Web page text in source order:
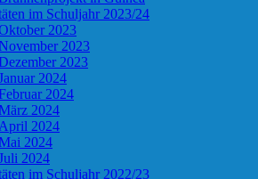
im Schuljahr 2023/24
2023
2023
2023
2024
2024
2024
April 2024
2024
2024
im Schuljahr 2022/23